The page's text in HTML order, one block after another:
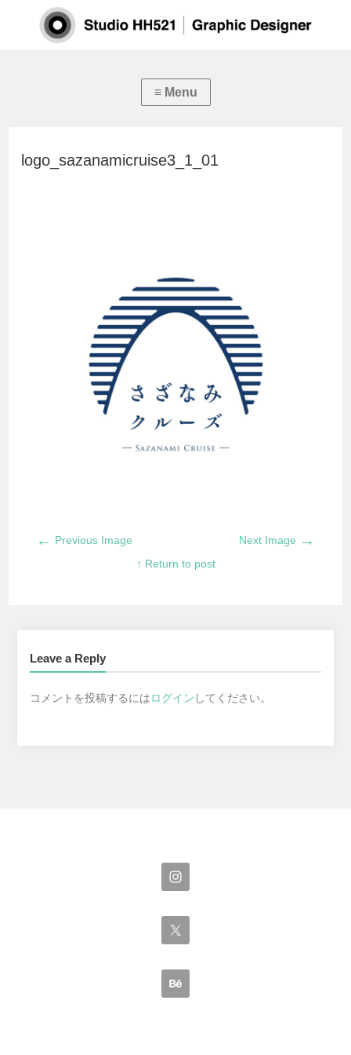
logo_sazanamicruise3_1_01
← Previous Image Next Image →
↑ Return to post
Leave a Reply
コメントを投稿するにはログイン してください。